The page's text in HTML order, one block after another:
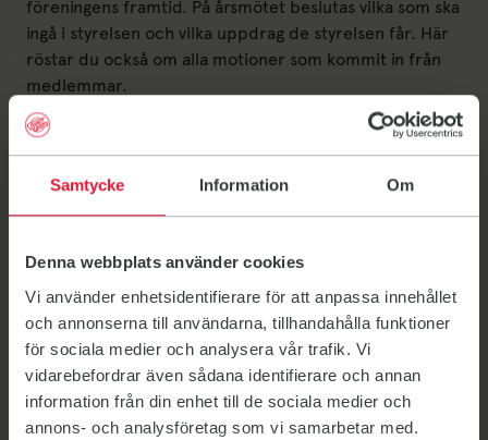
Samtycke Information Om
Denna webbplats använder cookies
Vi använder enhetsidentifierare för att anpassa innehållet
och annonserna till användarna, tillhandahålla funktioner
för sociala medier och analysera vår trafik. Vi
vidarebefordrar även sådana identifierare och annan
information från din enhet till de sociala medier och
annons- och analysföretag som vi samarbetar med.
föreningens framtid. På årsmötet beslutas vilka som ska
ingå i styrelsen och vilka uppdrag de styrelsen får. Här
röstar du också om alla motioner som kommit in från
medlemmar.
Övriga frågor
Frågor som tas upp i motioner ska handla om
frågor.
Har du specifika förslag som rör den dagliga
fler pass av en viss träningsform eller utrustning på en
anläggning, är du välkommen att skicka e-post till
fragorochsvar@uppsala.friskissvettis.se. Det är
smidigaste och snabbaste vägen för denna typ av
önskemål! Du kan även prata med oss på någon av
anläggningarna när som helst under året eller kontakta
verksamhetschefen.